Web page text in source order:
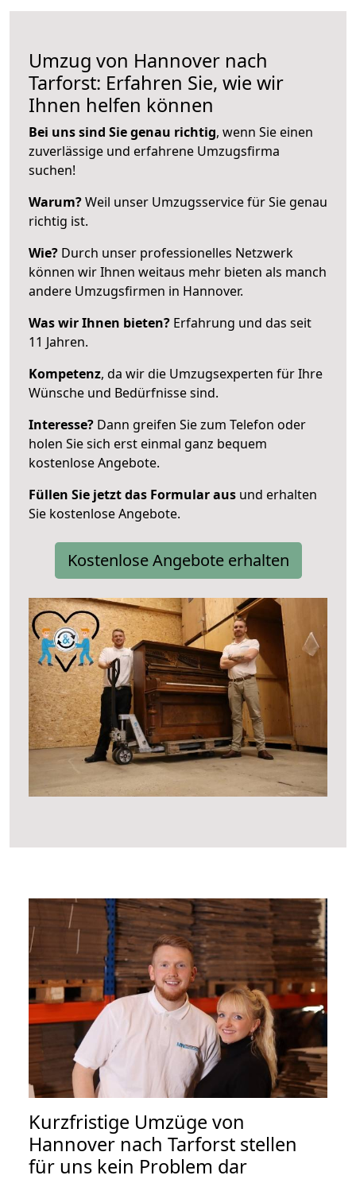
Umzug von Hannover nach
Tarforst: Erfahren Sie, wie wir
Ihnen helfen können
Bei uns sind Sie genau richtig, wenn Sie einen
zuverlässige und erfahrene Umzugsfirma
suchen!
Warum?Weil unser Umzugsservice für Sie genau
richtig ist.
Wie? Durch unser professionelles Netzwerk
können wir Ihnen weitaus mehr bieten als manch
andere Umzugsfirmen in Hannover.
Was wir Ihnen bieten? Erfahrung und das seit
11 Jahren.
Kompetenz, da wir die Umzugsexperten für Ihre
Wünsche und Bedürfnisse sind.
Interesse? Dann greifen Sie zum Telefon oder
holen Sie sich erst einmal ganz bequem
kostenlose Angebote.
Füllen Sie jetzt das Formular aus und erhalten
Sie kostenlose Angebote.
Kostenlose Angebote erhalten
Kurzfristige Umzüge von
Hannover nach Tarforst stellen
für uns kein Problem dar